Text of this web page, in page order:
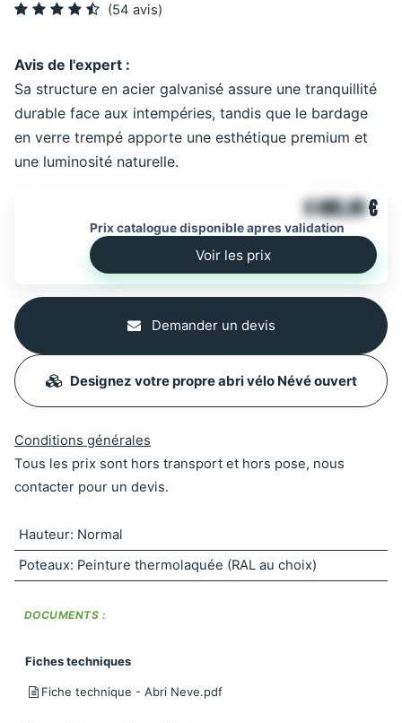
(54 avis)
Avis de l'expert :
Sa structure en acier galvanisé assure une tranquillité
durable face aux intempéries, tandis que le bardage
en verre trempé apporte une esthétique premium et
une luminosité naturelle.
6 865,00€
Prix catalogue disponible apres validation
Voir les prix
Demander un devis
Designez votre propre abri vélo Névé ouvert
Conditions générales
Tous les prix sont hors transport et hors pose, nous
contacter pour un devis.
Hauteur: Normal
Poteaux: Peinture thermolaquée (RAL au choix)
DOCUMENTS :
Fiches techniques
Fiche technique - Abri Neve.pdf